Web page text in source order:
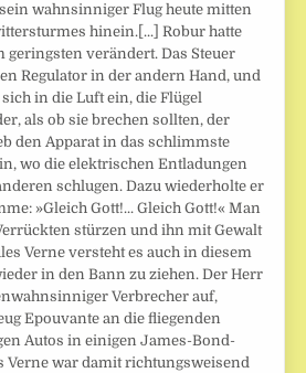
wahnsinniger Flug heute mitten
hinein.[...] Robur hatte
geringsten verändert. Das Steuer
Regulator in der andern Hand, und
in die Luft ein, die Flügel
als ob sie brechen sollten, der
den Apparat in das schlimmste
wo die elektrischen Entladungen
schlugen. Dazu wiederholte er
»Gleich Gott!... Gleich Gott!« Man
stürzen und ihn mit Gewalt
Verne versteht es auch in diesem
in den Bann zu ziehen. Der Herr
Verbrecher auf,
Epouvante an die fliegenden
Autos in einigen James-Bond-
Verne war damit richtungsweisend